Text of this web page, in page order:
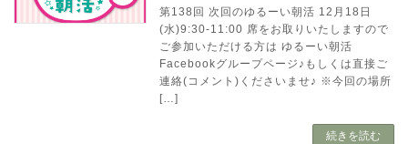
第138回 次回のゆるーい朝活 12月18日
(水)9:30-11:00 席をお取りいたしますので
ご参加いただける方は ゆるーい朝活
Facebookグループページ♪もしくは直接ご
連絡(コメント)くださいませ♪ ※今回の場所
[…]
続きを読む